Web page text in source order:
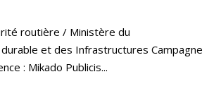
routière / Ministère du
et des Infrastructures Campagne
: Mikado Publicis...